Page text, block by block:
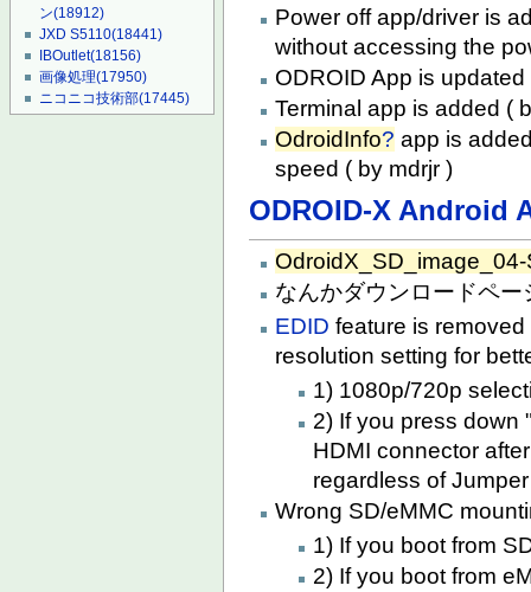
ン(18912)
JXD S5110(18441)
IBOutlet(18156)
画像処理(17950)
ニコニコ技術部(17445)
Power off app/driver is
without accessing the
ODROID App is
Terminal app is added (
OdroidInfo? app is
speed ( by mdrjr )
ODROID-X Android
なんかダウンロードペ
EDID feature is
resolution setting for
1) 1080p/720p
2) If you press down
HDMI connector
regardless of
Wrong SD/eMMC
1) If you boot from
2) If you boot from